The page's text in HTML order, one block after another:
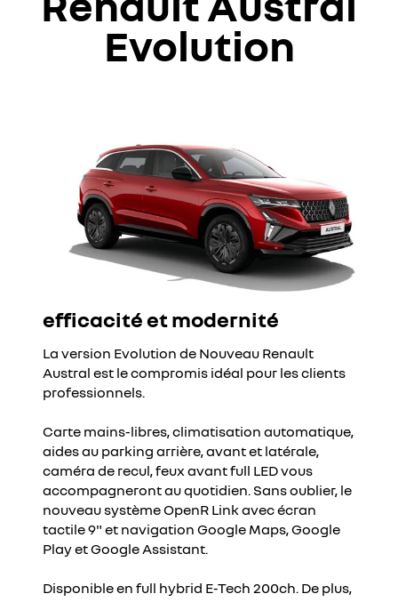
Evolution
efficacité et modernité
La version Evolution de Nouveau Renault
Austral est le compromis idéal pour les clients
professionnels.
Carte mains-libres, climatisation automatique,
aides au parking arrière, avant et latérale,
caméra de recul, feux avant full LED vous
accompagneront au quotidien. Sans oublier, le
nouveau système OpenR Link avec écran
tactile 9" et navigation Google Maps, Google
Play et Google Assistant.
Disponible en full hybrid E-Tech 200ch. De plus,